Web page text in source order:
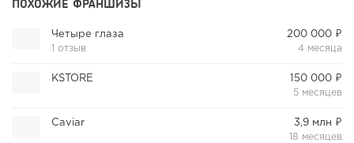
ПОХОЖИЕ ФРАНШИЗЫ
Четыре глаза
1 отзыв
200 000 ₽
4 месяца
KSTORE
150 000 ₽
5 месяцев
Caviar
3,9 млн ₽
18 месяцев